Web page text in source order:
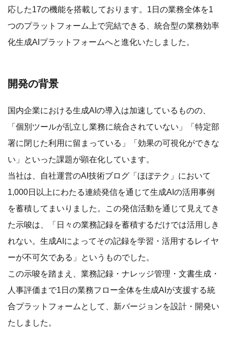
応した17の機能を搭載しております。1日の業務全体を1
つのプラットフォーム上で完結できる、統合型の業務効率
化生成AIプラットフォームへと進化いたしました。
開発の背景
国内企業における生成AIの導入は加速しているものの、
「個別ツールが乱立し業務に統合されていない」「特定部
署に閉じた利用に留まっている」「効果の可視化ができな
い」といった課題が顕在化しています。
当社は、自社運営のAI技術ブログ「ほぼテク」において
1,000日以上にわたる連続発信を通じて生成AIの活用事例
を蓄積してまいりました。この発信活動を通じて見えてき
た示唆は、「日々の業務記録を蓄積するだけでは活用しき
れない。生成AIによってその記録を学習・活用するレイヤ
ーが不可欠である」というものでした。
この示唆を踏まえ、業務記録・ナレッジ管理・文書生成・
人事評価まで1日の業務フロー全体を生成AIが支援する統
合プラットフォームとして、新バージョンを設計・開発い
たしました。